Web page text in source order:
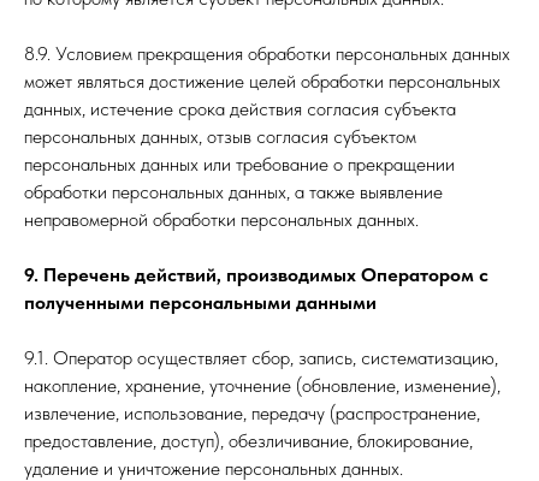
8.9. Условием прекращения обработки персональных данных
может являться достижение целей обработки персональных
данных, истечение срока действия согласия субъекта
персональных данных, отзыв согласия субъектом
персональных данных или требование о прекращении
обработки персональных данных, а также выявление
неправомерной обработки персональных данных.
9. Перечень действий, производимых Оператором с
полученными персональными данными
9.1. Оператор осуществляет сбор, запись, систематизацию,
накопление, хранение, уточнение (обновление, изменение),
извлечение, использование, передачу (распространение,
предоставление, доступ), обезличивание, блокирование,
удаление и уничтожение персональных данных.